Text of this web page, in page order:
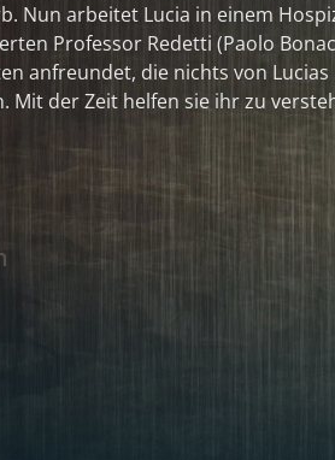
Nun arbeitet Lucia in einem
Professor Redetti (Paolo
anfreundet, die nichts von Lucias
Mit der Zeit helfen sie ihr zu
ganz anders: Er gibt sich furchtlos,
wie um sich und seiner
auch das Risiko des Sterbens gehört.
von Redetti und Gabriel
führen zu einem neuen